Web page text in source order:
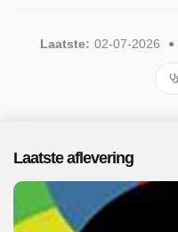
Laatste: 02-07-2026
Laatste aflevering